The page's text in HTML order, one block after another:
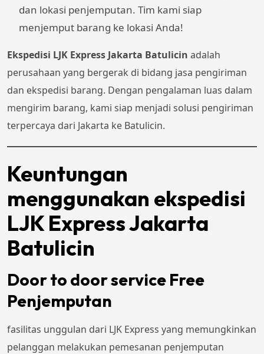
dan lokasi penjemputan. Tim kami siap
menjemput barang ke lokasi Anda!
Ekspedisi LJK Express Jakarta Batulicin adalah
perusahaan yang bergerak di bidang jasa pengiriman
dan ekspedisi barang. Dengan pengalaman luas dalam
mengirim barang, kami siap menjadi solusi pengiriman
terpercaya dari Jakarta ke Batulicin.
Keuntungan
menggunakan ekspedisi
LJK Express Jakarta
Batulicin
Door to door service Free
Penjemputan
fasilitas unggulan dari LJK Express yang memungkinkan
pelanggan melakukan pemesanan penjemputan